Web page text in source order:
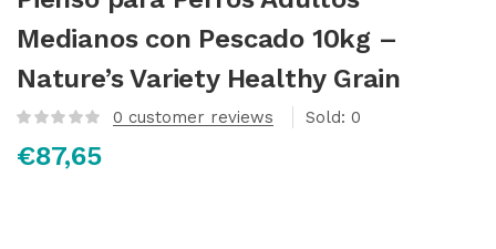
Medianos con Pescado 10kg –
Nature’s Variety Healthy Grain
0 customer reviews Sold: 0
€87,65